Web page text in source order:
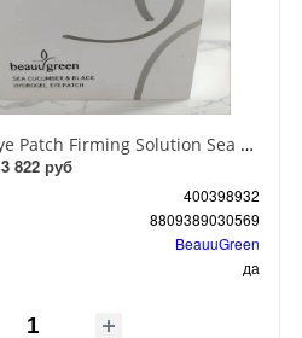
BeauuGreen Hydrogel Eye Patch Firming Solution Sea Cocumber & Black Гидрогелевые патчи для кожи вокруг глаз с экстрактом черного морского огурца 60 шт 90 гр
3 822 руб
400398932
8809389030569
BeauuGreen
да